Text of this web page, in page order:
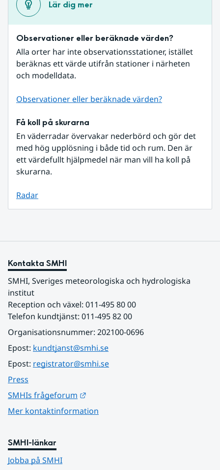
Lär dig mer
Observationer eller beräknade värden?
Alla orter har inte observationsstationer, istället
beräknas ett värde utifrån stationer i närheten
och modelldata.
Observationer eller beräknade värden?
Få koll på skurarna
En väderradar övervakar nederbörd och gör det
med hög upplösning i både tid och rum. Den är
ett värdefullt hjälpmedel när man vill ha koll på
skurarna.
Radar
Kontakta SMHI
SMHI, Sveriges meteorologiska och hydrologiska
institut
Reception och växel: 011-495 80 00
Telefon kundtjänst: 011-495 82 00
Organisationsnummer: 202100-0696
Epost: kundtjanst@smhi.se
Epost: registrator@smhi.se
Press
SMHIs frågeforum
Mer kontaktinformation
SMHI-länkar
Jobba på SMHI